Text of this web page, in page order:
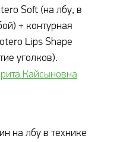
Soft (на лбу, в
+ контурная
Lips Shape
уголков).
Кайсыновна
на лбу в технике